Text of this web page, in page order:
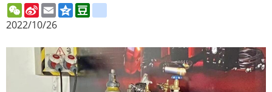
WeChat
Sina
Weibo
EmailQzoneDouban
2022/10/26